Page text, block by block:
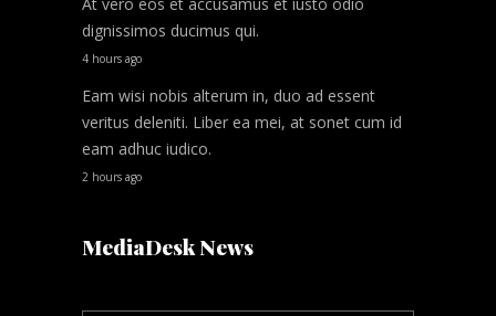
dignissimos ducimus qui.
4 hours ago
Eam wisi nobis alterum in, duo ad essent
veritus deleniti. Liber ea mei, at sonet cum id
eam adhuc iudico.
2 hours ago
MediaDesk News